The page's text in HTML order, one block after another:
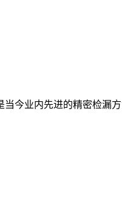
今业内先进的精密检漏